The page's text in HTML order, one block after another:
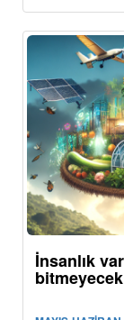
İnsanlık
bitmeyecek